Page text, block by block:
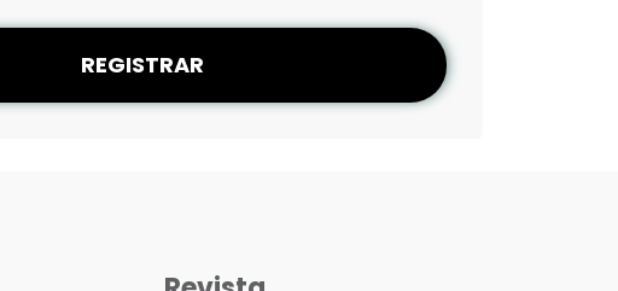
REGISTRAR